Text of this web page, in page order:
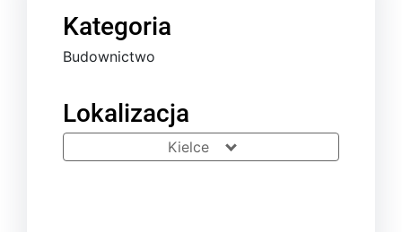
Kategoria
Budownictwo
Lokalizacja
Kielce